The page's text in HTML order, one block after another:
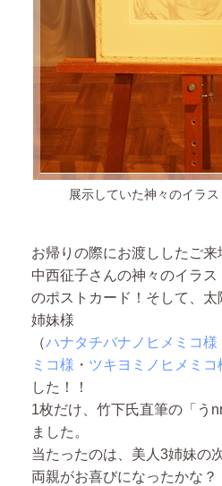
展示していた神々のイラス
お帰りの際にお渡ししたご来
中西征子さんの神々のイラス
のポストカード！そして、
姉妹様
（ハナタチバナノヒメミコ様
ミコ様 ・ ツキヨミノヒメミコ
した！！
1枚だけ、竹下氏直筆の「う
ました。
当たったのは、美人3姉妹の
両親がお喜びになったかな？